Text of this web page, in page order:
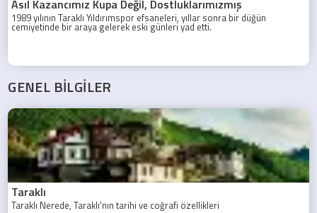
Asıl Kazancımız Kupa Değil, Dostluklarımızmış
1989 yılının Taraklı Yıldırımspor efsaneleri, yıllar sonra bir düğün
cemiyetinde bir araya gelerek eski günleri yad etti.
GENEL BİLGİLER
Taraklı
Taraklı Nerede, Taraklı'nın tarihi ve coğrafi özellikleri